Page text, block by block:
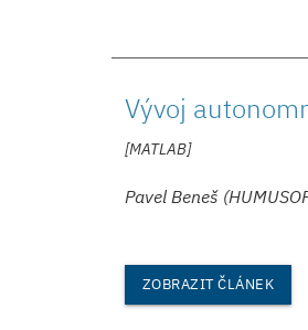
Vývoj
[MATLAB]
Pavel Beneš
ZOBRAZIT ČLÁNEK